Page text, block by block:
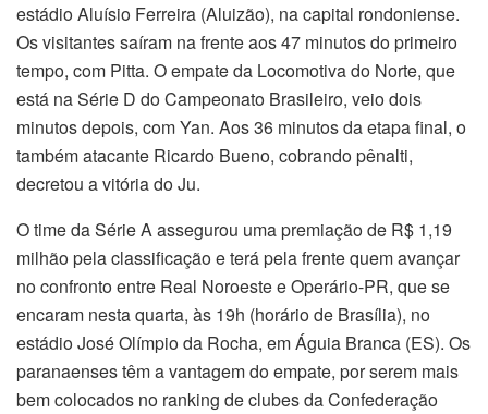
estádio Aluísio Ferreira (Aluizão), na capital rondoniense.
Os visitantes saíram na frente aos 47 minutos do primeiro
tempo, com Pitta. O empate da Locomotiva do Norte, que
está na Série D do Campeonato Brasileiro, veio dois
minutos depois, com Yan. Aos 36 minutos da etapa final, o
também atacante Ricardo Bueno, cobrando pênalti,
decretou a vitória do Ju.
O time da Série A assegurou uma premiação de R$ 1,19
milhão pela classificação e terá pela frente quem avançar
no confronto entre Real Noroeste e Operário-PR, que se
encaram nesta quarta, às 19h (horário de Brasília), no
estádio José Olímpio da Rocha, em Águia Branca (ES). Os
paranaenses têm a vantagem do empate, por serem mais
bem colocados no ranking de clubes da Confederação